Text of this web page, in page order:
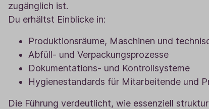
zugänglich ist.
Du erhältst Einblicke in:
Produktionsräume, Maschinen und
Abfüll- und Verpackungsprozesse
Dokumentations- und Kontrollsysteme
Hygienestandards für Mitarbeitende und
Die Führung verdeutlicht, wie essenziell